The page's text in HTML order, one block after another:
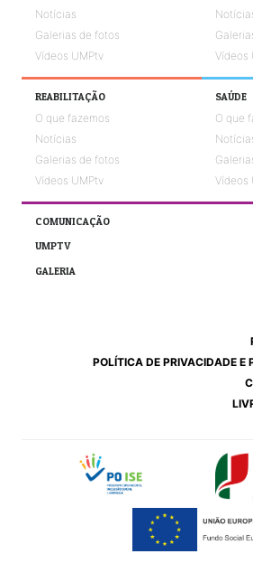
Notícias
Galerias de fotos
Vídeos UMPtv
Vídeos
REABILITAÇÃO
O que fazemos
Notícias
Galerias de fotos
Vídeos UMPtv
SAÚDE
O que
Vídeos
COMUNICAÇÃO
UMPTV
GALERIA
POLÍTICA DE PRIVACIDADE E